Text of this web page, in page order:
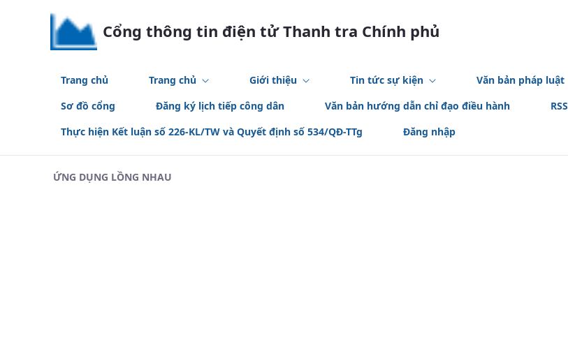
Skip to Main Content
Cổng thông tin điện tử Thanh tra Chính phủ
Trang chủ Trang chủ Giới thiệu Tin tức sự kiện Văn bản pháp luật
Sơ đồ cổng
Đăng ký lịch tiếp công dân Văn bản hướng dẫn chỉ đạo điều hành RSS
Thực hiện Kết luận số 226-KL/TW và Quyết định số 534/QĐ-TTg
Đăng nhập
ỨNG DỤNG LỒNG NHAU